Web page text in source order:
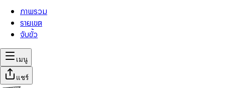
ภาพรวม
รายเขต
จับขั้ว
เมนู
แชร์